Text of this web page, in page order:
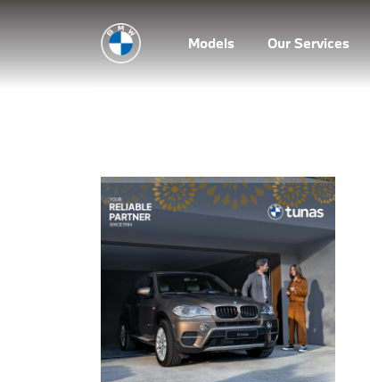
Models Our Services